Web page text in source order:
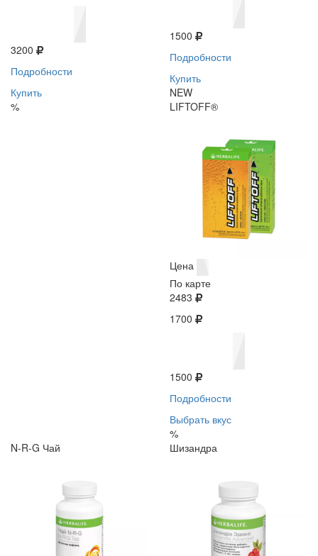
3200
Подробности
Купить
%
1500
Подробности
Купить
NEW
LIFTOFF®
Цена
По карте
2483
1700
1500
Подробности
Выбрать вкус
%
N-R-G Чай
Шизандра